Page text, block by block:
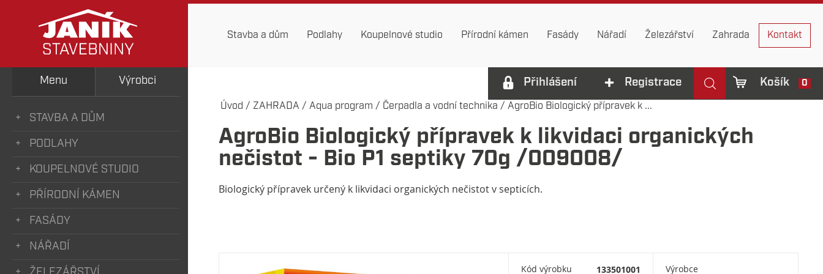
Stavba a dům Podlahy Koupelnové studio Přírodní kámen Fasády Nářadí Železářství Zahrada Kontakt
Přihlášení Registrace Košík 0
Menu Výrobci
STAVBA A DŮM
PODLAHY
KOUPELNOVÉ STUDIO
PŘÍRODNÍ KÁMEN
FASÁDY
NÁŘADÍ
Úvod / ZAHRADA / Aqua program / Čerpadla a vodní technika / AgroBio Biologický přípravek k ...
AgroBio Biologický přípravek k likvidaci organických
nečistot - Bio P1 septiky 70g /009008/
Biologický přípravek určený k likvidaci organických nečistot v septicích.
Kód výrobku 133501001 Výrobce